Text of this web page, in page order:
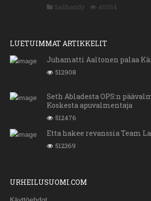
Salibandy 40554
LUETUIMMAT ARTIKKELIT
Juhamatti Aaltonen palaa
512908
Seth Abladesta OPS:n
Koskesta apuvalmentaja
512476
Etta hakee revanssia Team
512369
URHEILUSUOMI.COM